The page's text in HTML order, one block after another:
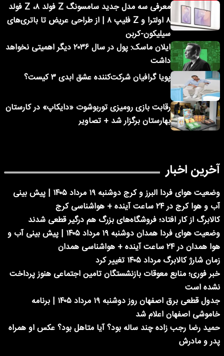
معرفی سه مدل جدید سامسونگ Z فولد ۸، Z فولد
۸ اولترا و Z فلیپ ۸ | از طراحی عریض تا باتری‌های
سیلیکون-کربن
ایلان ماسک: پول در سال ۲۰۳۶ دیگر اهمیتی نخواهد
داشت
پویا گرافیان شرکت‌کننده عشق ابدی ۳ کیست؟
رقابت بازی رومیزی توربوشوت «دایکاپ» در کارستان
بهارستان برگزار شد + تصاویر
آخرین اخبار
وضعیت هوای فردا البرز و کرج دوشنبه ۱۹ مرداد ۱۴۰۵ | پیش بینی
آب و هوا کرج در ۲۴ ساعت آینده + هواشناسی کرج
کالابرگ از کار افتاد؛ فروشگاه‌های بزرگ هم درگیر قطعی شدند
وضعیت هوای فردا همدان دوشنبه ۱۹ مرداد ۱۴۰۵ | پیش بینی آب و
هوا همدان در ۲۴ ساعت آینده + هواشناسی همدان
زمان شارژ کالابرگ مرداد ۱۴۰۵ تغییر کرد
خبر فوری؛ منابع معوقات بازنشستگان تامین اجتماعی هنوز پرداخت
نشده است
جدول قطعی برق اصفهان روز دوشنبه ۱۹ مرداد ۱۴۰۵ | برنامه
خاموشی اصفهان اعلام شد
حمید رضا رجب زاده چند ساله بود؟ آیا متاهل بود؟ عکس او همراه
پدر و مادرش